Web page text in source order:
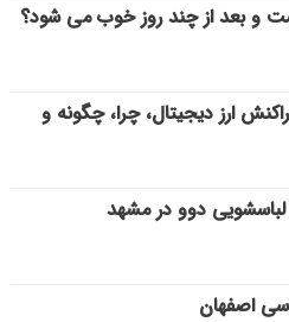
و بعد از چند روز خوب می‌ شود؟
ارز دیجیتال، چرا، چگونه و
دوو در مشهد
اصفهان